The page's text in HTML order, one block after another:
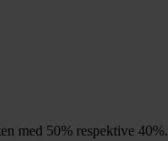
med 50% respektive 40%.